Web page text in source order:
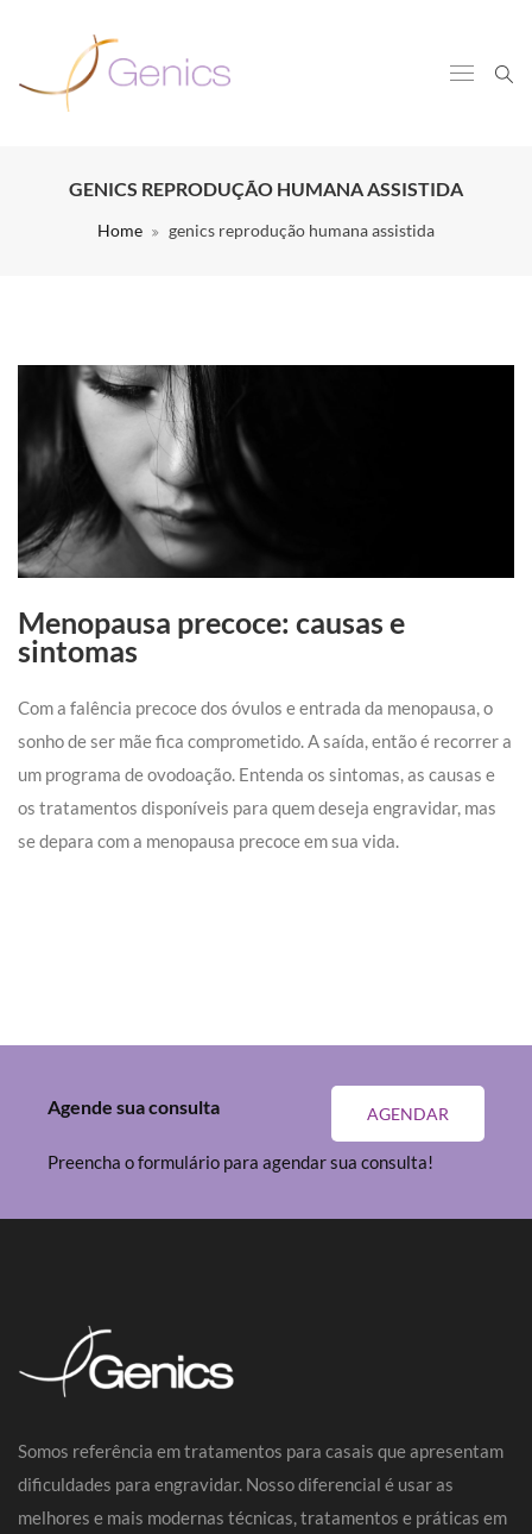
GENICS REPRODUÇÃO HUMANA ASSISTIDA
Home genics reprodução humana assistida
Menopausa precoce: causas e
sintomas
Com a falência precoce dos óvulos e entrada da menopausa, o
sonho de ser mãe fica comprometido. A saída, então é recorrer a
um programa de ovodoação. Entenda os sintomas, as causas e
os tratamentos disponíveis para quem deseja engravidar, mas
se depara com a menopausa precoce em sua vida.
AGENDAR
Agende sua consulta
Preencha o formulário para agendar sua consulta!
Somos referência em tratamentos para casais que apresentam
dificuldades para engravidar. Nosso diferencial é usar as
melhores e mais modernas técnicas, tratamentos e práticas em